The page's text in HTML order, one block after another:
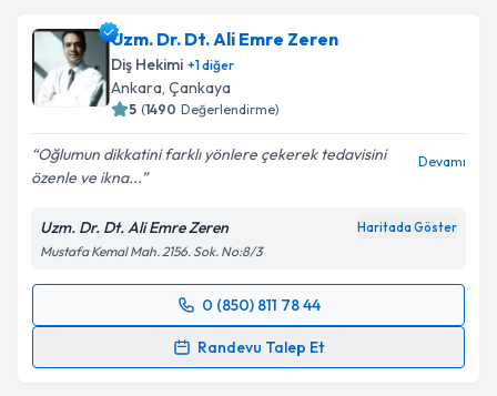
Uzm. Dr. Dt. Ali Emre Zeren
Diş Hekimi +1diğer
Ankara, Çankaya
5 (1490 Değerlendirme)
Oğlumun dikkatini farklı yönlere çekerek tedavisini
özenle ve ikna...
Devamı
Uzm. Dr. Dt. Ali Emre Zeren Haritada Göster
Mustafa Kemal Mah. 2156. Sok. No:8/3
0 (850) 811 78 44
Randevu Talep Et
Randevu Takvimi Talebi